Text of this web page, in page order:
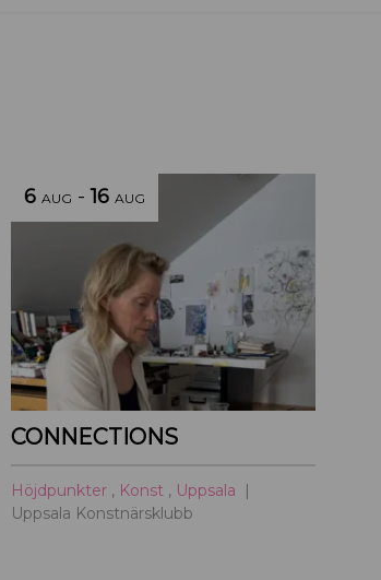
6 AUG -16 AUG
CONNECTIONS
Höjdpunkter , Konst , Uppsala
Uppsala Konstnärsklubb